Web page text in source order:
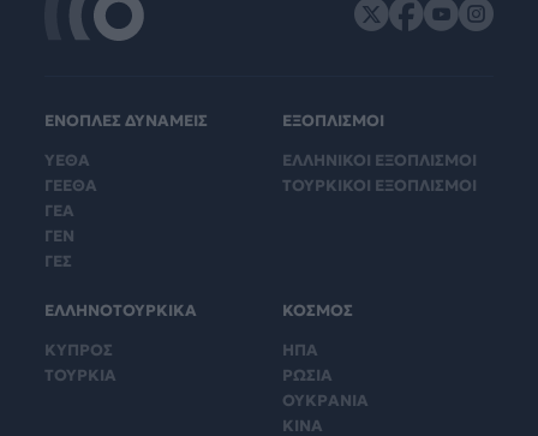
ΕΝΟΠΛΕΣ ΔΥΝΑΜΕΙΣ
ΥΕΘΑ
ΓΕΕΘΑ
ΓΕΑ
ΓΕΝ
ΓΕΣ
ΕΞΟΠΛΙΣΜΟΙ
ΕΛΛΗΝΙΚΟΙ ΕΞΟΠΛΙΣΜΟΙ
ΤΟΥΡΚΙΚΟΙ ΕΞΟΠΛΙΣΜΟΙ
ΕΛΛΗΝΟΤΟΥΡΚΙΚΑ
ΚΥΠΡΟΣ
ΤΟΥΡΚΙΑ
ΚΟΣΜΟΣ
ΗΠΑ
ΡΩΣΙΑ
ΟΥΚΡΑΝΙΑ
ΚΙΝΑ